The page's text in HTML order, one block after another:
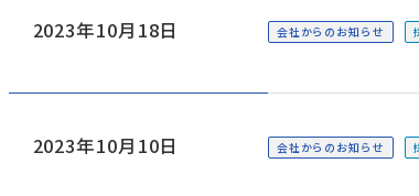
2023年10月18日 会社からのお知らせ
2023年10月10日 会社からのお知らせ